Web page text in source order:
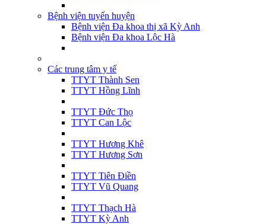
Bệnh viện tuyến huyện
Bệnh viện Đa khoa thị xã Kỳ Anh
Bệnh viện Đa khoa Lộc Hà
Các trung tâm y tế
TTYT Thành Sen
TTYT Hồng Lĩnh
TTYT Đức Thọ
TTYT Can Lộc
TTYT Hương Khê
TTYT Hương Sơn
TTYT Tiên Điền
TTYT Vũ Quang
TTYT Thạch Hà
TTYT Kỳ Anh